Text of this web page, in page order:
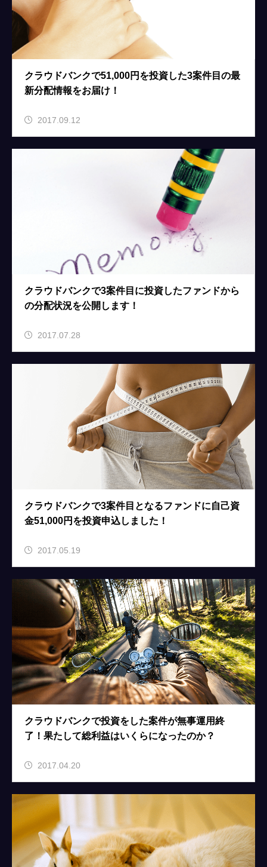
クラウドバンクで51,000円を投資した3案件目の最
新分配情報をお届け！
2017.09.12
クラウドバンクで3案件目に投資したファンドから
の分配状況を公開します！
2017.07.28
クラウドバンクで3案件目となるファンドに自己資
金51,000円を投資申込しました！
2017.05.19
クラウドバンクで投資をした案件が無事運用終
了！果たして総利益はいくらになったのか？
2017.04.20